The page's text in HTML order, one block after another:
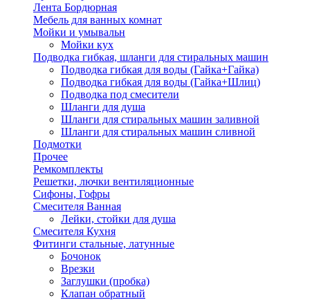
Лента Бордюрная
Мебель для ванных комнат
Мойки и умывальн
Мойки кух
Подводка гибкая, шланги для стиральных машин
Подводка гибкая для воды (Гайка+Гайка)
Подводка гибкая для воды (Гайка+Шлиц)
Подводка под смесители
Шланги для душа
Шланги для стиральных машин заливной
Шланги для стиральных машин сливной
Подмотки
Прочее
Ремкомплекты
Решетки, лючки вентиляционные
Сифоны, Гофры
Смесителя Ванная
Лейки, стойки для душа
Смесителя Кухня
Фитинги стальные, латунные
Бочонок
Врезки
Заглушки (пробка)
Клапан обратный